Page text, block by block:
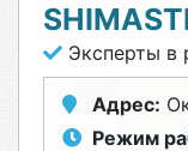
Эксперты в
Адрес:
Режим